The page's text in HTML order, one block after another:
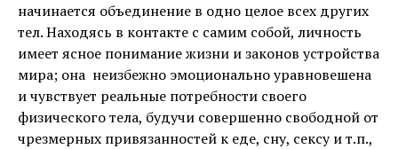
начинается объединение в одно целое всех других
тел. Находясь в контакте с самим собой, личность
имеет ясное понимание жизни и законов устройства
мира; она неизбежно эмоционально уравновешена
и чувствует реальные потребности своего
физического тела, будучи совершенно свободной от
чрезмерных привязанностей к еде, сну, сексу и т.п.,